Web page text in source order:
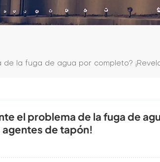
la fuga de agua por completo?
el problema de la fuga de
agentes de tapón!